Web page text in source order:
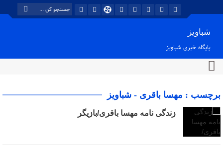
شباویز
پایگاه خبری شباویز
برچسب : مهسا باقری - شباویز
زندگی نامه مهسا باقری/بازیگر